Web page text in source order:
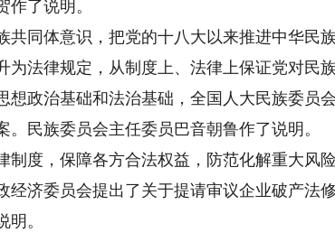
作了说明。
同体意识，把党的十八大以来推进中华民
为法律规定，从制度上、法律上保证党对民
想政治基础和法治基础，全国人大民族委员
。民族委员会主任委员巴音朝鲁作了说明。
度，保障各方合法权益，防范化解重大风
经济委员会提出了关于提请审议企业破产法
明。